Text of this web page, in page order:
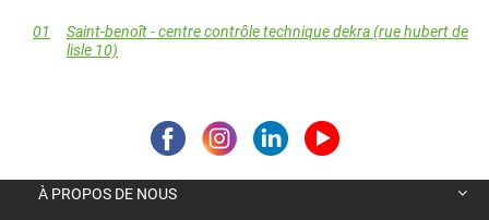
01
Saint-benoît - centre contrôle technique dekra (rue hubert de
lisle 10)
À PROPOS DE NOUS